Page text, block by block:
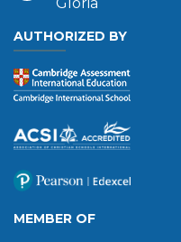
AUTHORIZED BY
MEMBER OF